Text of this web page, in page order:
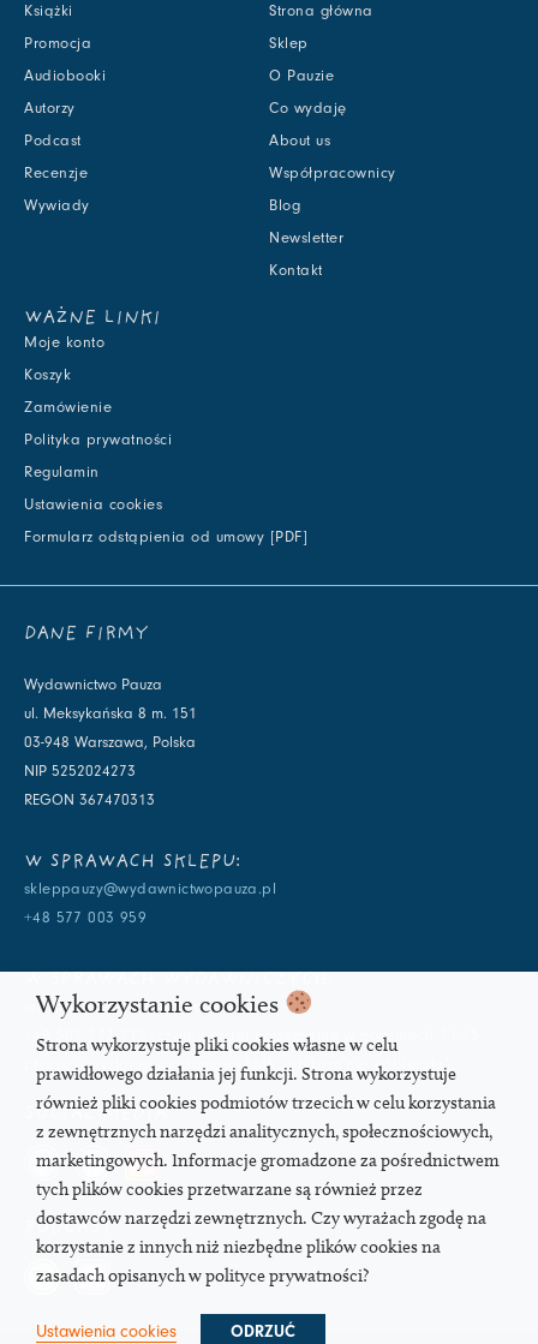
Książki
Promocja
Audiobooki
Autorzy
Podcast
Recenzje
Wywiady
Strona główna
Sklep
O Pauzie
Co wydaję
About us
Współpracownicy
Blog
Newsletter
Kontakt
WAŻNE LINKI
Moje konto
Koszyk
Zamówienie
Polityka prywatności
Regulamin
Ustawienia cookies
Formularz odstąpienia od umowy [PDF]
DANE FIRMY
Wydawnictwo Pauza
ul. Meksykańska 8 m. 151
03-948 Warszawa, Polska
NIP 5252024273
REGON 367470313
W SPRAWACH SKLEPU:
skleppauzy@wydawnictwopauza.pl
+48 577 003 959
info@wydawnictwopauza.pl
+48 501 177 119 (czynny w dni powszednie w godzinach 11-15,
proszę o wysłanie wiadomości SMS, gdybym nie odbierała)
SOCIAL MEDIA
PODCAST
Wykorzystanie cookies
Strona wykorzystuje pliki cookies własne w celu
prawidłowego działania jej funkcji. Strona wykorzystuje
również pliki cookies podmiotów trzecich w celu korzystania
z zewnętrznych narzędzi analitycznych, społecznościowych,
marketingowych. Informacje gromadzone za pośrednictwem
tych plików cookies przetwarzane są również przez
dostawców narzędzi zewnętrznych. Czy wyrażach zgodę na
korzystanie z innych niż niezbędne plików cookies na
zasadach opisanych w polityce prywatności?
Ustawienia cookies ODRZUĆ